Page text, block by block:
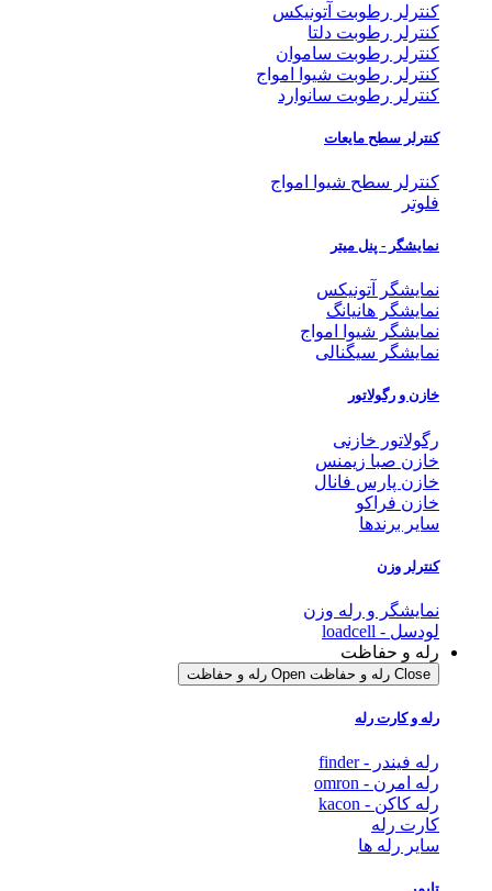
کنترلر رطوبت آتونیکس
کنترلر رطوبت دلتا
کنترلر رطوبت ساموان
کنترلر رطوبت شیوا امواج
کنترلر رطوبت سانوارد
کنترلر سطح مایعات
کنترلر سطح شیوا امواج
فلوتر
نمایشگر - پنل میتر
نمایشگر آتونیکس
نمایشگر هانیانگ
نمایشگر شیوا امواج
نمایشگر سیگنالی
خازن و رگولاتور
رگولاتور خازنی
خازن صبا زیمنس
خازن پارس فانال
خازن فراکو
سایر برندها
کنترلر وزن
نمایشگر و رله وزن
لودسل - loadcell
رله و حفاظت
Close رله و حفاظت Open رله و حفاظت
رله و کارت رله
رله فیندر - finder
رله امرن - omron
رله کاکن - kacon
کارت رله
سایر رله ها